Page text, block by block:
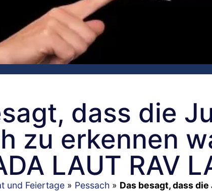
dass die
zu erkennen
LAUT RAV
und Feiertage » Pessach » Das besagt, dass